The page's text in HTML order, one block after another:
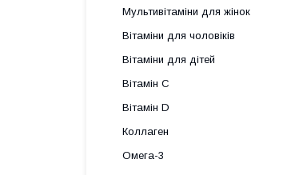
Мультивітаміни для жінок
Вітаміни для чоловіків
Вітаміни для дітей
Вітамін С
Вітамін D
Коллаген
Омега-3